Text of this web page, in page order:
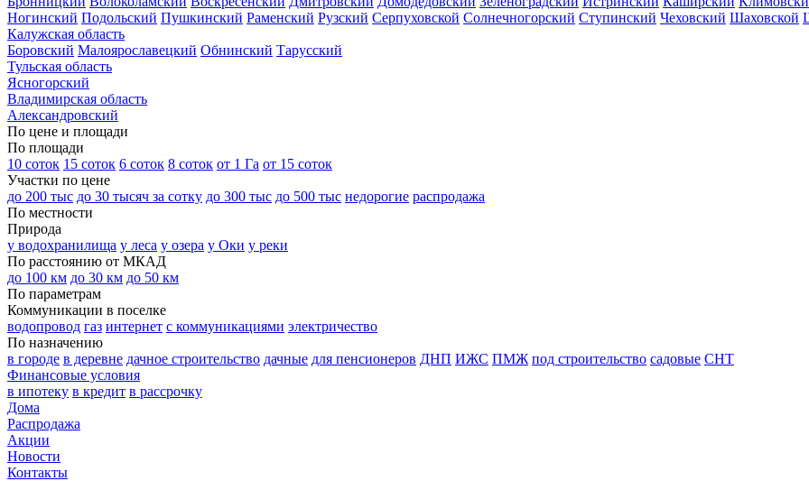
Ногинский Подольский Пушкинский Раменский Рузский Серпуховской Солнечногорский Ступинский Чеховский Шаховской
Калужская область
Боровский Малоярославецкий Обнинский Тарусский
Тульская область
Ясногорский
Владимирская область
Александровский
По цене и площади
По площади
10 соток 15 соток 6 соток 8 соток от 1 Га от 15 соток
Участки по цене
до 200 тыс до 30 тысяч за сотку до 300 тыс до 500 тыс недорогие распродажа
По местности
Природа
у водохранилища у леса у озера у Оки у реки
По расстоянию от МКАД
до 100 км до 30 км до 50 км
По параметрам
Коммуникации в поселке
водопровод газ интернет с коммуникациями электричество
По назначению
в городе в деревне дачное строительство дачные для пенсионеров ДНП ИЖС ПМЖ под строительство садовые СНТ
Финансовые условия
в ипотеку в кредит в рассрочку
Дома
Распродажа
Акции
Новости
Контакты